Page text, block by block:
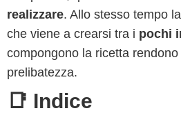
realizzare. Allo stesso tempo
che viene a crearsi tra i pochi
compongono la ricetta
prelibatezza.
📑 Indice